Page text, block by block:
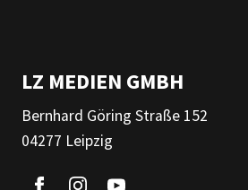
LZ MEDIEN GMBH
Bernhard Göring Straße 152
04277 Leipzig